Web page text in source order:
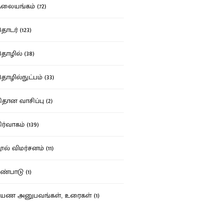
(72)
(123)
(38)
(33)
வாசிப்பு (2)
(139)
விமர்சனம் (11)
(1)
அனுபவங்கள், உரைகள் (1)